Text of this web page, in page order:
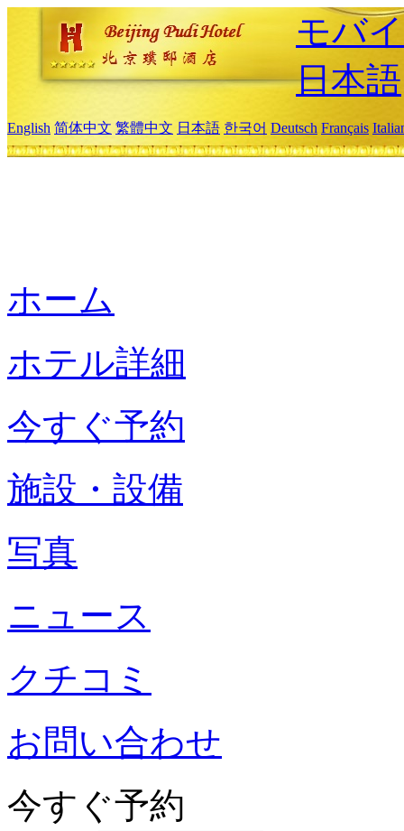
モバ
日本語
English 简体中文 繁體中文 日本語 한국어 Deutsch Français
ホーム
ホテル詳細
今すぐ予約
施設・設備
写真
ニュース
クチコミ
お問い合わせ
今すぐ予約